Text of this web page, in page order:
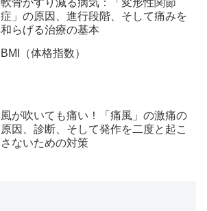
軟骨がすり減る病気：「変形性関節
症」の原因、進行段階、そして痛みを
和らげる治療の基本
BMI（体格指数）
風が吹いても痛い！「痛風」の激痛の
原因、診断、そして発作を二度と起こ
さないための対策